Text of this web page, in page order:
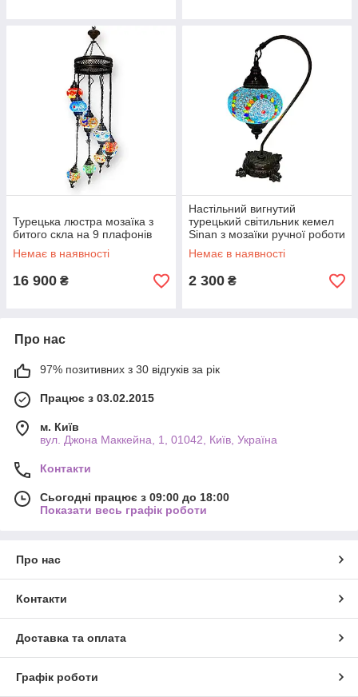
Турецька люстра мозаїка з
битого скла на 9 плафонів
Немає в наявності
16 900 ₴
Настільний вигнутий
турецький світильник кемел
Sinan з мозаїки ручної роботи
блакитний
Немає в наявності
2 300 ₴
Про нас
97% позитивних з 30 відгуків за рік
Працює з 03.02.2015
м. Київ
вул. Джона Маккейна, 1, 01042, Київ, Україна
Контакти
Сьогодні працює з 09:00 до 18:00
Показати весь графік роботи
Про нас
Контакти
Доставка та оплата
Графік роботи